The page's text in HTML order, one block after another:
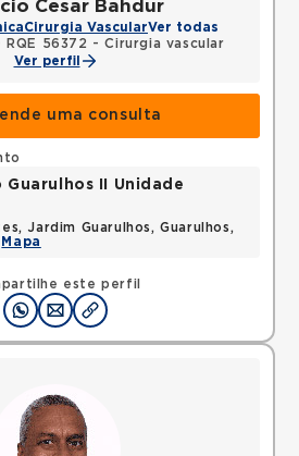
Cesar Bahdur
Cirurgia VascularVer todas
RQE 56372 - Cirurgia vascular
Ver perfil
uma consulta
este perfil
Guarulhos II Unidade
Jardim Guarulhos, Guarulhos,
Mapa